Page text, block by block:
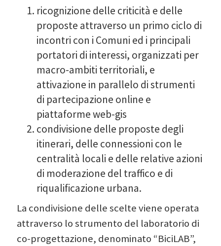
ricognizione delle criticità e delle
proposte attraverso un primo ciclo di
incontri con i Comuni ed i principali
portatori di interessi, organizzati per
macro-ambiti territoriali, e
attivazione in parallelo di strumenti
di partecipazione online e
piattaforme web-gis
condivisione delle proposte degli
itinerari, delle connessioni con le
centralità locali e delle relative azioni
di moderazione del traffico e di
riqualificazione urbana.
La condivisione delle scelte viene operata
attraverso lo strumento del laboratorio di
co-progettazione, denominato “BiciLAB”,